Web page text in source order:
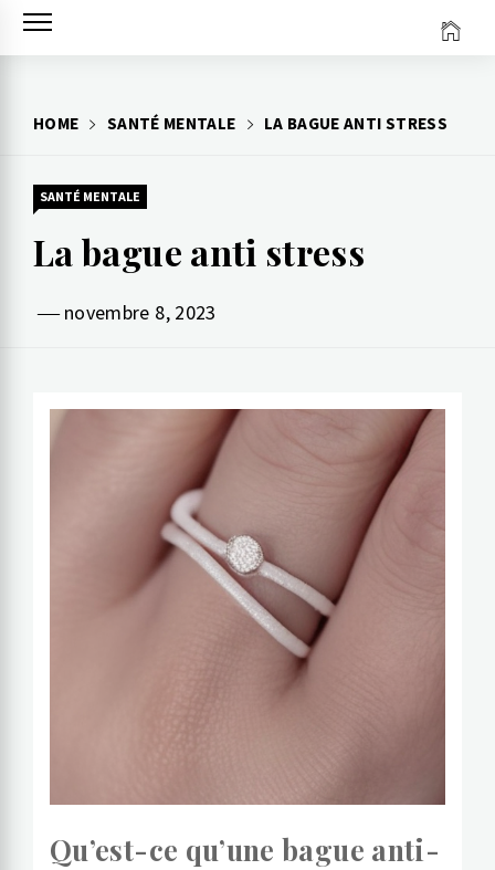
HOME SANTÉ MENTALE LA BAGUE ANTI STRESS
SANTÉ MENTALE
La bague anti stress
novembre 8, 2023
Qu’est-ce qu’une bague anti-